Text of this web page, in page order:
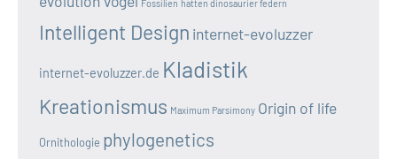
Fossilien hatten dinosaurier federn
Intelligent Design internet-evoluzzer
internet-evoluzzer.de Kladistik
Kreationismus Maximum Parsimony Origin of life
Ornithologie phylogenetics